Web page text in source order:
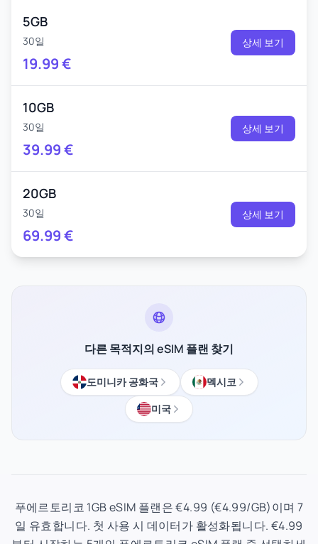
5GB
30일
19.99€
상세 보기
10GB
30일
39.99€
상세 보기
20GB
30일
69.99€
상세 보기
다른 목적지의 eSIM 플랜 찾기
도미니카 공화국
멕시코
미국
푸에르토리코 1GB eSIM 플랜은 €4.99 (€4.99/GB)이며 7
일 유효합니다. 첫 사용 시 데이터가 활성화됩니다. €4.99